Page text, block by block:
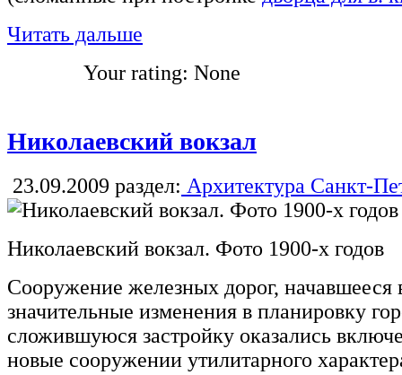
Читать дальше
Your rating: None
Николаевский вокзал
23.09.2009 раздел: Архитектура Санкт-
Николаевский вокзал. Фото 1900-х годов
Сооружение железных дорог, начавшееся
значительные изменения в планировку
сложившуюся застройку оказались
новые сооружении утилитарного